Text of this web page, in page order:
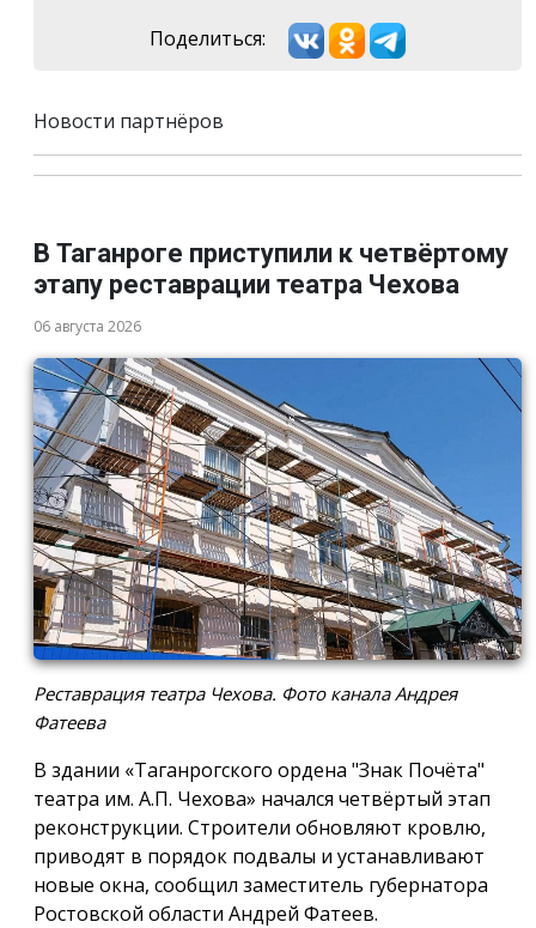
Поделиться:
Новости партнёров
В Таганроге приступили к четвёртому
этапу реставрации театра Чехова
06 августа 2026
Реставрация театра Чехова. Фото канала Андрея
Фатеева
В здании «Таганрогского ордена "Знак Почёта"
театра им. А.П. Чехова» начался четвёртый этап
реконструкции. Строители обновляют кровлю,
приводят в порядок подвалы и устанавливают
новые окна, сообщил заместитель губернатора
Ростовской области Андрей Фатеев.